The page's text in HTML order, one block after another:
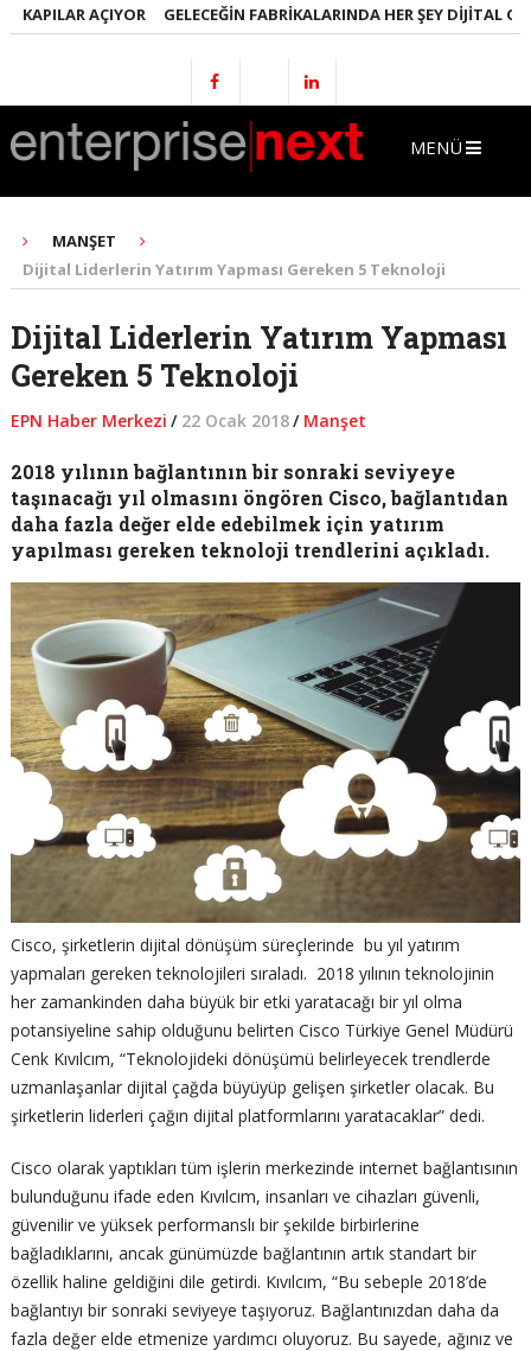
AÇIYOR GELECEĞIN FABRIKALARINDA HER ŞEY DIJITAL
MENÜ
MANŞET
Dijital Liderlerin Yatırım Yapması Gereken 5 Teknoloji
Dijital Liderlerin Yatırım Yapması
Gereken 5 Teknoloji
EPN Haber Merkezi / 22 Ocak 2018/ Manşet
2018 yılının bağlantının bir sonraki seviyeye
taşınacağı yıl olmasını öngören Cisco, bağlantıdan
daha fazla değer elde edebilmek için yatırım
yapılması gereken teknoloji trendlerini açıkladı.
Cisco, şirketlerin dijital dönüşüm süreçlerinde bu yıl yatırım
yapmaları gereken teknolojileri sıraladı. 2018 yılının teknolojinin
her zamankinden daha büyük bir etki yaratacağı bir yıl olma
potansiyeline sahip olduğunu belirten Cisco Türkiye Genel Müdürü
Cenk Kıvılcım, “Teknolojideki dönüşümü belirleyecek trendlerde
uzmanlaşanlar dijital çağda büyüyüp gelişen şirketler olacak. Bu
şirketlerin liderleri çağın dijital platformlarını yaratacaklar” dedi.
Cisco olarak yaptıkları tüm işlerin merkezinde internet bağlantısının
bulunduğunu ifade eden Kıvılcım, insanları ve cihazları güvenli,
güvenilir ve yüksek performanslı bir şekilde birbirlerine
bağladıklarını, ancak günümüzde bağlantının artık standart bir
özellik haline geldiğini dile getirdi. Kıvılcım, “Bu sebeple 2018’de
bağlantıyı bir sonraki seviyeye taşıyoruz. Bağlantınızdan daha da
fazla değer elde etmenize yardımcı oluyoruz. Bu sayede, ağınız ve